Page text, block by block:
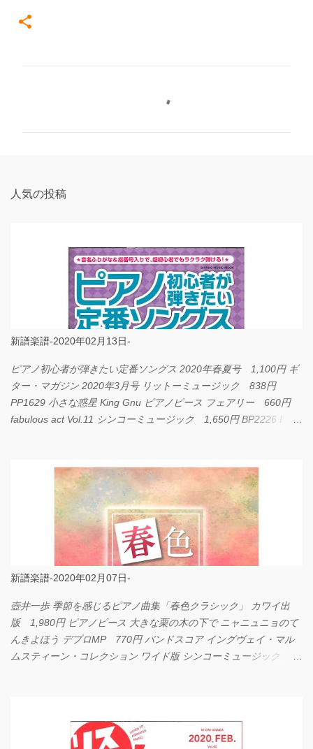
人気の投稿
新譜楽譜-2020年02月13日-
ピアノ初心者が弾きたい定番ソングス 2020年春夏号 1,100円 ギ
ター・マガジン 2020年3月号 リットーミュージック 838円
PP1629 小さな惑星 King Gnu ピアノピース フェアリー 660円
fabulous act Vol.11 シンコーミュージック 1,650円 BP2226 I
新譜楽譜-2020年02月07日-
壺井一歩 季節を感じるピアノ曲集「春色クラシック」 カワイ出
版 1,980円 ピアノピース 大きな栗の木の下で ニャニュニョのて
んきよほう デプロMP 770円 バンドスコア イングヴェイ・マル
ムスティーン・コレクション ワイド版 シンコーミュージック